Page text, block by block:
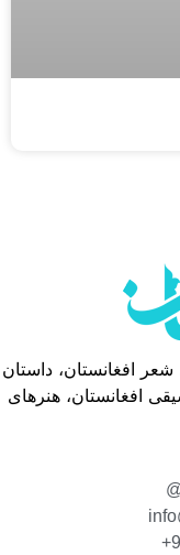
افغانستان، داستان
افغانستان، هنرهای